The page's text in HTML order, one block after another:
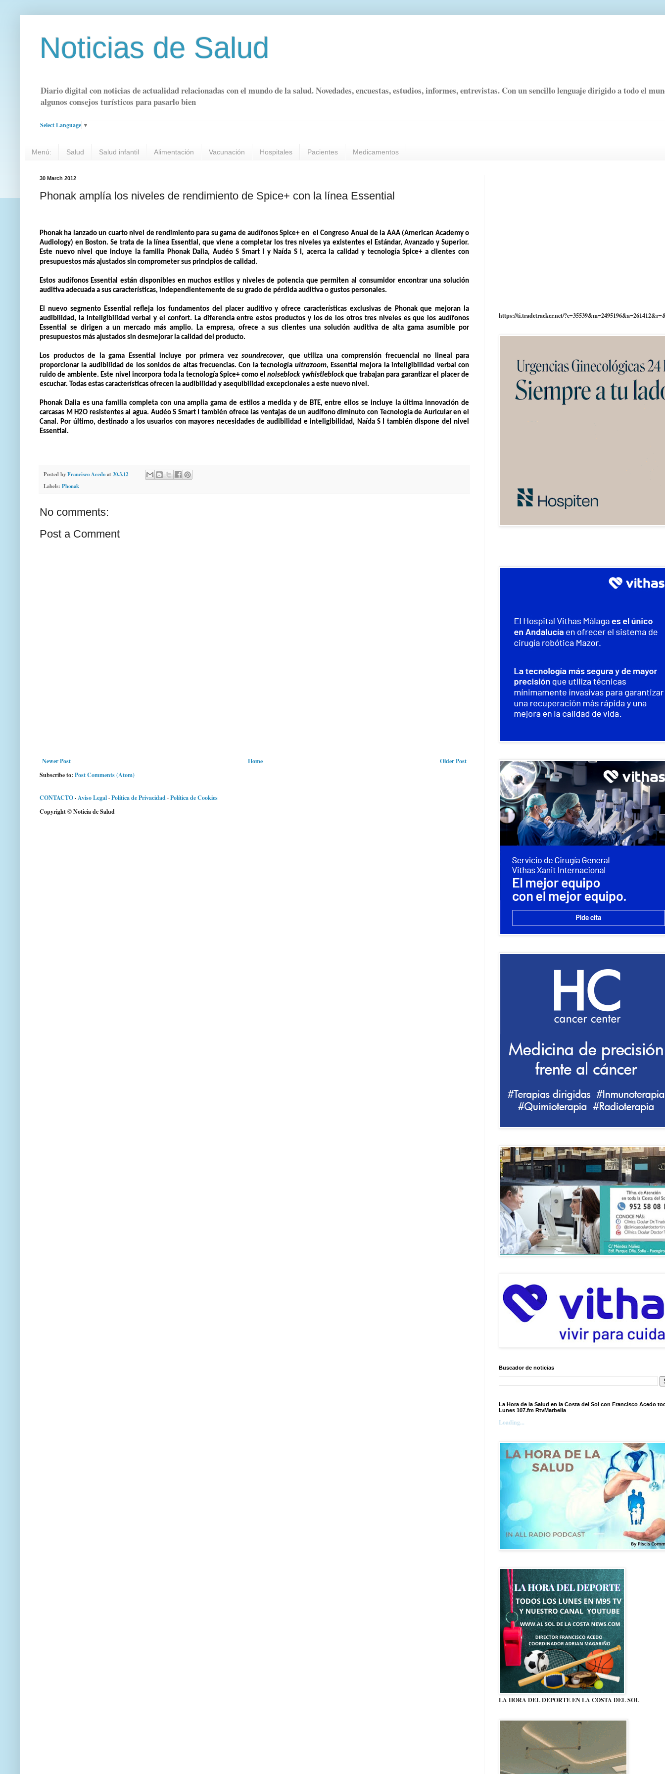
Noticias de Salud
Diario digital con noticias de actualidad relacionadas con el mundo de la salud. Novedades, encuestas, estudios, informes, entrevistas. Con un sencillo lenguaje dirigido a todo el
algunos consejos turísticos para pasarlo bien
Select Language ▼
Menú: Salud Salud infantil Alimentación Vacunación Hospitales Pacientes Medicamentos
30 March 2012
Phonak amplía los niveles de rendimiento de Spice+ con la línea Essential
Phonak ha lanzado un cuarto nivel de rendimiento para su gama de audífonos Spice+ en el Congreso Anual de la AAA (American Academy o
Audiology) en Boston. Se trata de la línea Essential, que viene a completar los tres niveles ya existentes el Estándar, Avanzado y Superior.
Este nuevo nivel que incluye la familia Phonak Dalia, Audéo S Smart I y Naída S I, acerca la calidad y tecnología Spice+ a clientes con
presupuestos más ajustados sin comprometer sus principios de calidad.
Estos audífonos Essential están disponibles en muchos estilos y niveles de potencia que permiten al consumidor encontrar una solución
auditiva adecuada a sus características, independientemente de su grado de pérdida auditiva o gustos personales.
El nuevo segmento Essential refleja los fundamentos del placer auditivo y ofrece características exclusivas de Phonak que mejoran la
audibilidad, la inteligibilidad verbal y el confort. La diferencia entre estos productos y los de los otros tres niveles es que los audífonos
Essential se dirigen a un mercado más amplio. La empresa, ofrece a sus clientes una solución auditiva de alta gama asumible por
presupuestos más ajustados sin desmejorar la calidad del producto.
Los productos de la gama Essential incluye por primera vez soundrecover, que utiliza una comprensión frecuencial no lineal para
proporcionar la audibilidad de los sonidos de altas frecuencias. Con la tecnología ultrazoom, Essential mejora la inteligibilidad verbal con
ruido de ambiente. Este nivel incorpora toda la tecnología Spice+ como elnoiseblock ywhistleblockque trabajan para garantizar el placer de
escuchar. Todas estas características ofrecen la audibilidad y asequibilidad excepcionales a este nuevo nivel.
Phonak Dalia es una familia completa con una amplia gama de estilos a medida y de BTE, entre ellos se incluye la última innovación de
carcasas M H2O resistentes al agua. Audéo S Smart I también ofrece las ventajas de un audífono diminuto con Tecnología de Auricular en el
Canal. Por último, destinado a los usuarios con mayores necesidades de audibilidad e inteligibilidad, Naída S I también dispone del nivel
Essential.
Posted byFrancisco Acedoat 30.3.12
Labels: Phonak
No comments:
Post a Comment
Newer Post Older Post
Home
Subscribe to: Post Comments (Atom)
CONTACTO·Aviso Legal·Política de Privacidad·Política de Cookies
Copyright © Noticia de Salud
https://ti.tradetracker.net/
Buscador de noticias
La Hora de la Salud en la Costa del Sol con Francisco Acedo
Lunes 107.fm RtvMarbella
Loading...
LA HORA DEL DEPORTE EN LA COSTA DEL SOL